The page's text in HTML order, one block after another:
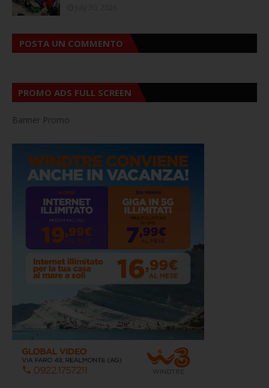
POSTA UN COMMENTO
PROMO ADS FULL SCREEN
Banner Promo